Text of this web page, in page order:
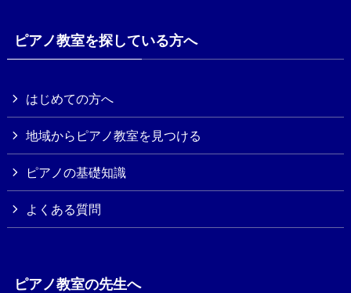
ピアノ教室を探している方へ
はじめての方へ
地域からピアノ教室を見つける
ピアノの基礎知識
よくある質問
ピアノ教室の先生へ